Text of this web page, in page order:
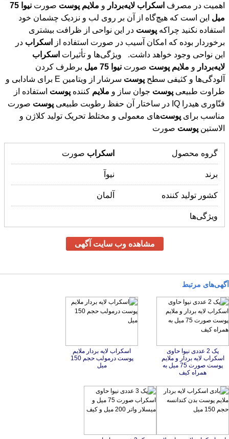
اهمیت در مصرف اسکراب لایهبردار و ملایم پوست صورت نیوا 75
میل این است که هیچ‌گاه از آن بر روی لب و نزدیک چشمان خود
استفاده نکنید چراکه پوست در این نواحی از ظرافت بیشتری
برخوردار بوده که امکان آسیب در صورت استفاده از
اسکراب در
این نواحی وجود خواهد داشت. ویژگی‌ها و تأثیرات اسکراب
لایهبردار و ملایم پوست صورت نیوا 75 میل برطرف کردن
آلودگی‌ها و کثیفی سطح پوست
سرشار از ویتامین E برای شادابی و
طراوت طبیعی پوست جوان ساز و ملایم کننده پوست استفاده از
فنّاوری هیدرا IQ در ساختار آن حفظ رطوبت طبیعی
پوست صورت
مناسب برای پوست‌های معمولی و مختلط تحریک تولید کلاژن و
الاستین پوست صورت
گروه محصول اسکراب صورت
برند نیوآ
کشور تولید کننده آلمان
ویژگی‌ها
مشاهده وب سایت آگهی
آگهی‌های مرتبط
پک 2 عددی نیوا حاوی
اسکراب لایه بردار و ملایم
پوست صورت 75 میل به
همراه کیف
اسکراب لایه بردار ملایم
پوست درمولب حجم 150
میل